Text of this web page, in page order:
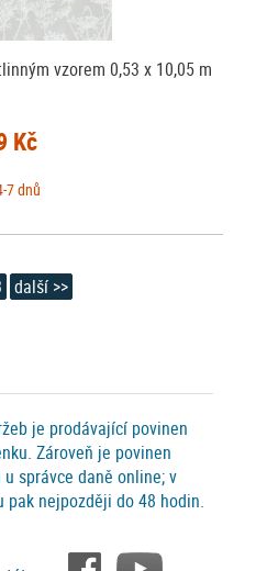
vzorem 0,53 x 10,05 m
Kč
7 dnů
další >>
je prodávající povinen
Zároveň je povinen
správce daně online; v
pak nejpozději do 48 hodin.